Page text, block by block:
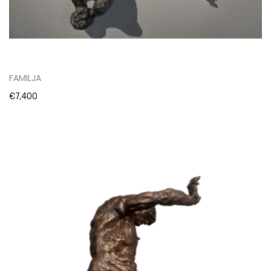
FAMILJA
€7,400